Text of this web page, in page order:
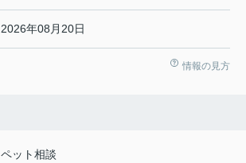
2026年08月20日
情報の見方
ペット相談